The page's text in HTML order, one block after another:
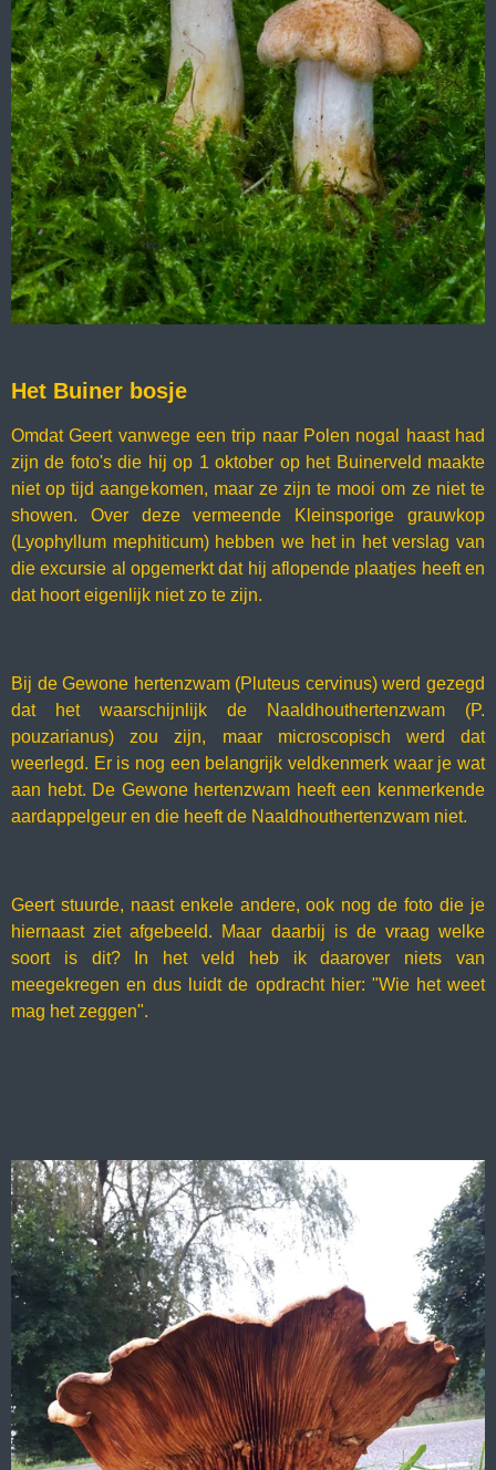
Het Buiner bosje
Omdat Geert vanwege een trip naar Polen nogal haast had
zijn de foto's die hij op 1 oktober op het Buinerveld maakte
niet op tijd aangekomen, maar ze zijn te mooi om ze niet te
showen. Over deze vermeende Kleinsporige grauwkop
(Lyophyllum mephiticum) hebben we het in het verslag van
die excursie al opgemerkt dat hij aflopende plaatjes heeft en
dat hoort eigenlijk niet zo te zijn.
Bij de Gewone hertenzwam (Pluteus cervinus) werd gezegd
dat het waarschijnlijk de Naaldhouthertenzwam (P.
pouzarianus) zou zijn, maar microscopisch werd dat
weerlegd. Er is nog een belangrijk veldkenmerk waar je wat
aan hebt. De Gewone hertenzwam heeft een kenmerkende
aardappelgeur en die heeft de Naaldhouthertenzwam niet.
Geert stuurde, naast enkele andere, ook nog de foto die je
hiernaast ziet afgebeeld. Maar daarbij is de vraag welke
soort is dit? In het veld heb ik daarover niets van
meegekregen en dus luidt de opdracht hier: "Wie het weet
mag het zeggen".